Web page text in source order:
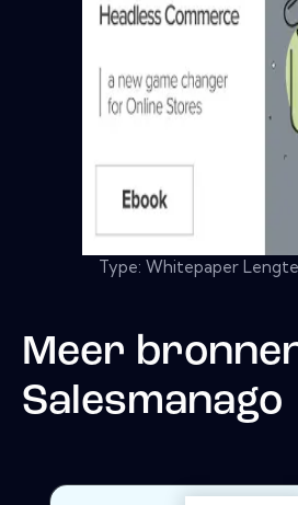
Type: Whitepaper
Meer
Salesmanago